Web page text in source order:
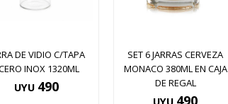
DE VIDIO C/TAPA
INOX 1320ML
UYU 490
SET 6 JARRAS CERVEZA
MONACO 380ML EN CAJA
DE REGAL